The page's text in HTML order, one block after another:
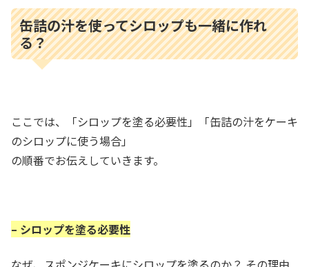
缶詰の汁を使ってシロップも一緒に作れ
る？
ここでは、「シロップを塗る必要性」「缶詰の汁をケーキ
のシロップに使う場合」
の順番でお伝えしていきます。
– シロップを塗る必要性